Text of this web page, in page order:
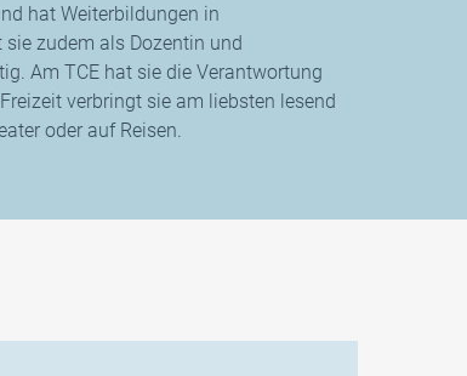
hat Weiterbildungen in
zudem als Dozentin und
Am TCE hat sie die Verantwortung
verbringt sie am liebsten lesend
oder auf Reisen.